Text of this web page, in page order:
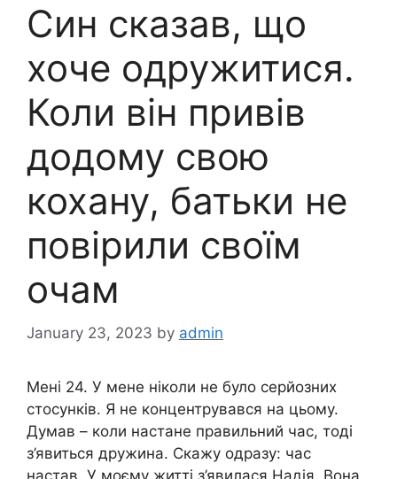
Син сказав, що
хоче одружитися.
Коли він привів
додому свою
кохану, батьки не
повірили своїм
очам
January 23, 2023 by admin
Мені 24. У мене ніколи не було серйозних
стосунків. Я не концентрувався на цьому.
Думав – коли настане правильний час, тоді
з’явиться дружина. Скажу одразу: час
настав. У моєму житті з’явилася Надія. Вона